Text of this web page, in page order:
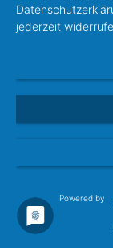
jederzeit
Powered by